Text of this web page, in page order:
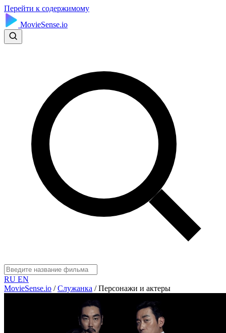
Перейти к содержимому
MovieSense.io
RU EN
MovieSense.io / Служанка / Персонажи и актеры